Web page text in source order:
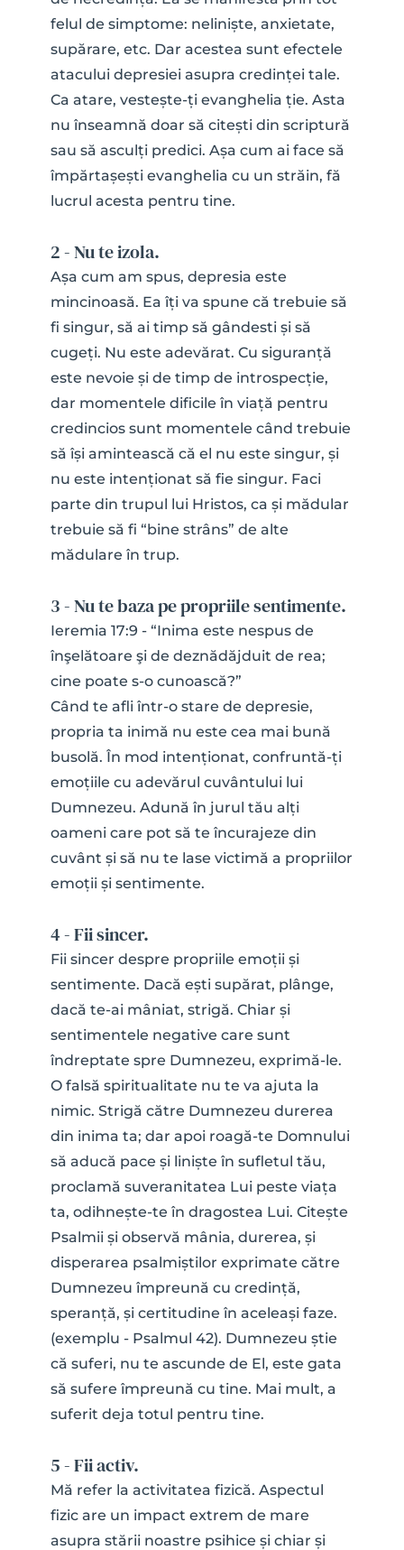
felul de simptome: neliniște, anxietate,
supărare, etc. Dar acestea sunt efectele
atacului depresiei asupra credinței tale.
Ca atare, vestește-ți evanghelia ție. Asta
nu înseamnă doar să citești din scriptură
sau să asculți predici. Așa cum ai face să
împărtașești evanghelia cu un străin, fă
lucrul acesta pentru tine.
2 - Nu te izola.
Așa cum am spus, depresia este
mincinoasă. Ea îți va spune că trebuie să
fi singur, să ai timp să gândesti și să
cugeți. Nu este adevărat. Cu siguranță
este nevoie și de timp de introspecție,
dar momentele dificile în viață pentru
credincios sunt momentele când trebuie
să își amintească că el nu este singur, și
nu este intenționat să fie singur. Faci
parte din trupul lui Hristos, ca și mădular
trebuie să fi “bine strâns” de alte
mădulare în trup.
3 - Nu te baza pe propriile sentimente.
Ieremia 17:9 - “Inima este nespus de
înşelătoare şi de deznădăjduit de rea;
cine poate s-o cunoască?”
Când te afli într-o stare de depresie,
propria ta inimă nu este cea mai bună
busolă. În mod intenționat, confruntă-ți
emoțiile cu adevărul cuvântului lui
Dumnezeu. Adună în jurul tău alți
oameni care pot să te încurajeze din
cuvânt și să nu te lase victimă a propriilor
emoții și sentimente.
4 - Fii sincer.
Fii sincer despre propriile emoții și
sentimente. Dacă ești supărat, plânge,
dacă te-ai mâniat, strigă. Chiar și
sentimentele negative care sunt
îndreptate spre Dumnezeu, exprimă-le.
O falsă spiritualitate nu te va ajuta la
nimic. Strigă către Dumnezeu durerea
din inima ta; dar apoi roagă-te Domnului
să aducă pace și liniște în sufletul tău,
proclamă suveranitatea Lui peste viața
ta, odihnește-te în dragostea Lui. Citește
Psalmii și observă mânia, durerea, și
disperarea psalmiștilor exprimate către
Dumnezeu împreună cu credință,
speranță, și certitudine în aceleași faze.
(exemplu - Psalmul 42). Dumnezeu știe
că suferi, nu te ascunde de El, este gata
să sufere împreună cu tine. Mai mult, a
suferit deja totul pentru tine.
5 - Fii activ.
Mă refer la activitatea fizică. Aspectul
fizic are un impact extrem de mare
asupra stării noastre psihice și chiar și